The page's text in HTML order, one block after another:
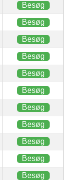
Besøg
Besøg
Besøg
Besøg
Besøg
Besøg
Besøg
Besøg
Besøg
Besøg
Besøg